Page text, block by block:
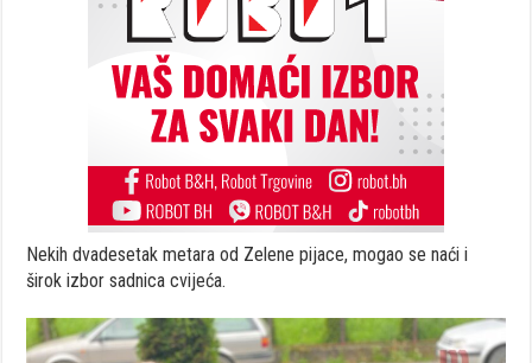
Nekih dvadesetak metara od Zelene pijace, mogao se naći i
širok izbor sadnica cvijeća.